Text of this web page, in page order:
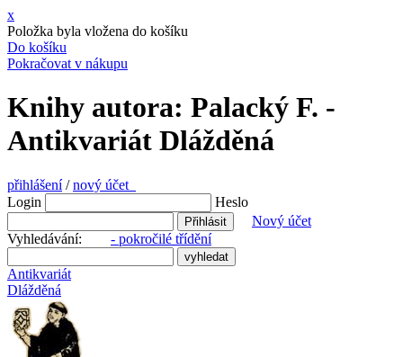
x
Položka byla vložena do košíku
Do košíku
Pokračovat v nákupu
Knihy autora: Palacký F. -
Antikvariát Dlážděná
přihlášení/nový účet
Login
Heslo
Nový účet
Vyhledávání: - pokročilé třídění
Antikvariát
Dlážděná